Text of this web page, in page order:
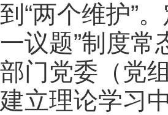
到“两个维护”
一议题”制度
部门党委（党
建立理论学习